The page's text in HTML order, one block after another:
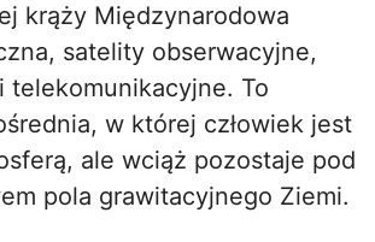
krąży Międzynarodowa
satelity obserwacyjne,
telekomunikacyjne. To
w której człowiek jest
ale wciąż pozostaje pod
pola grawitacyjnego Ziemi.